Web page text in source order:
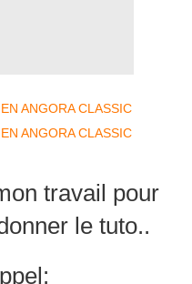
travail pour
le tuto..